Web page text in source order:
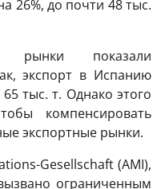
26%, до почти 48 тыс.
показали
экспорт в Испанию
тыс. т. Однако этого
компенсировать
экспортные рынки.
Gesellschaft (AMI),
ограниченным